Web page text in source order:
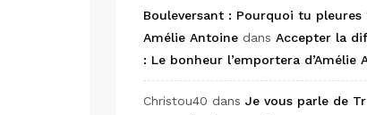
Bouleversant : Pourquoi tu pleures
Amélie Antoine dans Accepter la
: Le bonheur l’emportera d’Amélie
Christou40 dans Je vous parle de